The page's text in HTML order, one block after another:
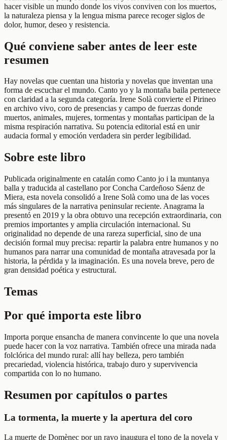
hacer visible un mundo donde los vivos conviven con los muertos,
la naturaleza piensa y la lengua misma parece recoger siglos de
dolor, humor, deseo y resistencia.
Qué conviene saber antes de leer este
resumen
Hay novelas que cuentan una historia y novelas que inventan una
forma de escuchar el mundo. Canto yo y la montaña baila pertenece
con claridad a la segunda categoría. Irene Solà convierte el Pirineo
en archivo vivo, coro de presencias y campo de fuerzas donde
muertos, animales, mujeres, tormentas y montañas participan de la
misma respiración narrativa. Su potencia editorial está en unir
audacia formal y emoción verdadera sin perder legibilidad.
Sobre este libro
Publicada originalmente en catalán como Canto jo i la muntanya
balla y traducida al castellano por Concha Cardeñoso Sáenz de
Miera, esta novela consolidó a Irene Solà como una de las voces
más singulares de la narrativa peninsular reciente. Anagrama la
presentó en 2019 y la obra obtuvo una recepción extraordinaria, con
premios importantes y amplia circulación internacional. Su
originalidad no depende de una rareza superficial, sino de una
decisión formal muy precisa: repartir la palabra entre humanos y no
humanos para narrar una comunidad de montaña atravesada por la
historia, la pérdida y la imaginación. Es una novela breve, pero de
gran densidad poética y estructural.
Temas
Por qué importa este libro
Importa porque ensancha de manera convincente lo que una novela
puede hacer con la voz narrativa. También ofrece una mirada nada
folclórica del mundo rural: allí hay belleza, pero también
precariedad, violencia histórica, trabajo duro y supervivencia
compartida con lo no humano.
Resumen por capítulos o partes
La tormenta, la muerte y la apertura del coro
La muerte de Domènec por un rayo inaugura el tono de la novela y